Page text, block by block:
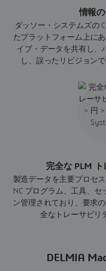
情報
ダッソー・システムズの
たプラットフォーム上に
イブ・データを共有し、
し、誤ったリビジョン
完全な PLM
製造データを主要プロセ
NC プログラム、工具、セ
ン管理されており、要求
全なトレーサビリ
DELMIA